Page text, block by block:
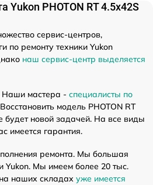
Yukon PHOTON RT 4.5x42S
сервис-центров,
по ремонту техники Yukon
наш сервис-центр выделяется
Наши мастера - специалисты по
модель PHOTON RT
будет новой задачей. На все виды
имеется гарантия.
ремонта. Мы большая
Yukon. Мы имеем более 20 тыс.
наших складах уже имеется